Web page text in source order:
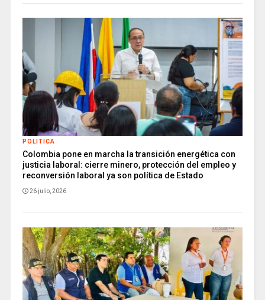
POLITICA
Colombia pone en marcha la transición energética con
justicia laboral: cierre minero, protección del empleo y
reconversión laboral ya son política de Estado
26 julio, 2026